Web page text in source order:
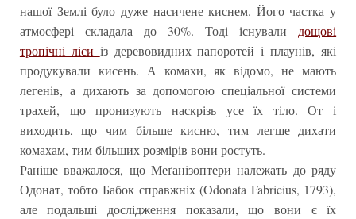
нашої Землі було дуже насичене киснем. Його частка у
атмосфері складала до 30%. Тоді існували дощові
тропічні ліси із деревовидних папоротей і плаунів, які
продукували кисень. А комахи, як відомо, не мають
легенів, а дихають за допомогою спеціальної системи
трахей, що пронизують наскрізь усе їх тіло. От і
виходить, що чим більше кисню, тим легше дихати
комахам, тим більших розмірів вони ростуть.
Раніше вважалося, що Меґанізоптери належать до ряду
Одонат, тобто Бабок справжніх (Odonata Fabricius, 1793),
але подальші дослідження показали, що вони є їх